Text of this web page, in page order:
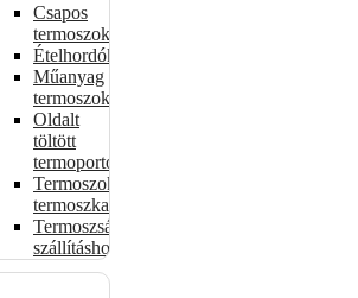
Csapos
termoszok
Ételhordók
Műanyag
termoszok
Oldalt
töltött
termoportok
Termoszok,
termoszkannák
Termoszsákok
szállításhoz